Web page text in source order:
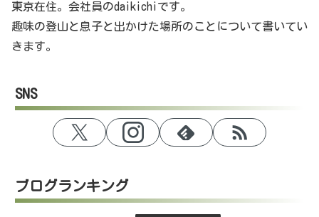
東京在住。会社員のdaikichiです。
趣味の登山と息子と出かけた場所のことについて書いてい
きます。
SNS
ブログランキング